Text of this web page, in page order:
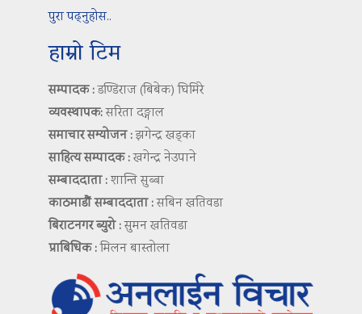
पुरा पढ्नुहोस..
हाम्रो टिम
सम्पादक :डण्डिराज (बिबेक) घिमिरे
व्यवस्थापक:सरिता दङ्गाल
समाचार सम्योजन :झगेन्द्र खड्का
साहित्य सम्पादक :खगेन्द्र नेउपाने
सम्बाददाता :शान्ति सुब्बा
काठमाडौं सम्बाददाता :सबिन खतिवडा
बिराटनगर ब्युरो :सुमन खतिवडा
प्राबिधिक :मिलन बास्तोला